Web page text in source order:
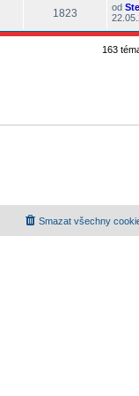
1823 od
163
Smazat všechny